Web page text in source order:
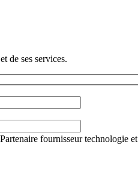
de ses services.
Partenaire fournisseur technologie